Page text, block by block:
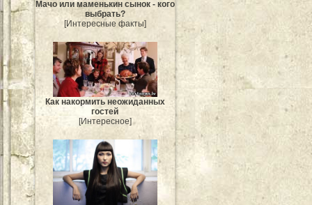
Мачо или маменькин сынок - кого
выбрать?
[Интересные факты]
Как накормить неожиданных
гостей
[Интересное]